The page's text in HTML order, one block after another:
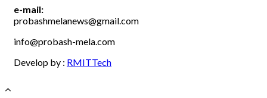
e-mail:
probashmelanews@gmail.com
info@probash-mela.com
Develop by : RMITTech